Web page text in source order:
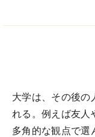
大学は、その後の
れる。例えば友人
多角的な観点で選